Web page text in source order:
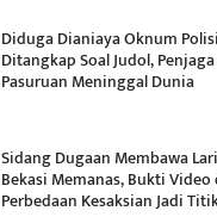
Diduga Dianiaya Oknum
Ditangkap Soal Judol, Penjaga
Pasuruan Meninggal Dunia
Sidang Dugaan Membawa
Bekasi Memanas, Bukti Video
Perbedaan Kesaksian Jadi